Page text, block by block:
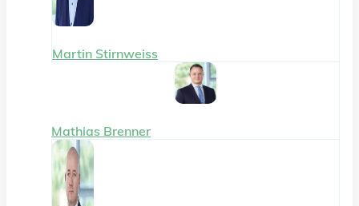
Martin Stirnweiss
Mathias Brenner